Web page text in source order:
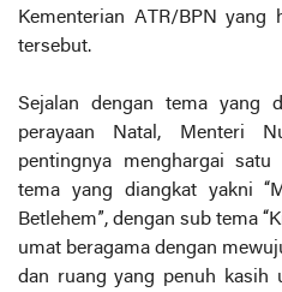
Kementerian ATR/BPN yang
tersebut.
Sejalan dengan tema yang
perayaan Natal, Menteri
pentingnya menghargai
tema yang diangkat yakni
Betlehem”, dengan sub tema
umat beragama dengan
dan ruang yang penuh kasih